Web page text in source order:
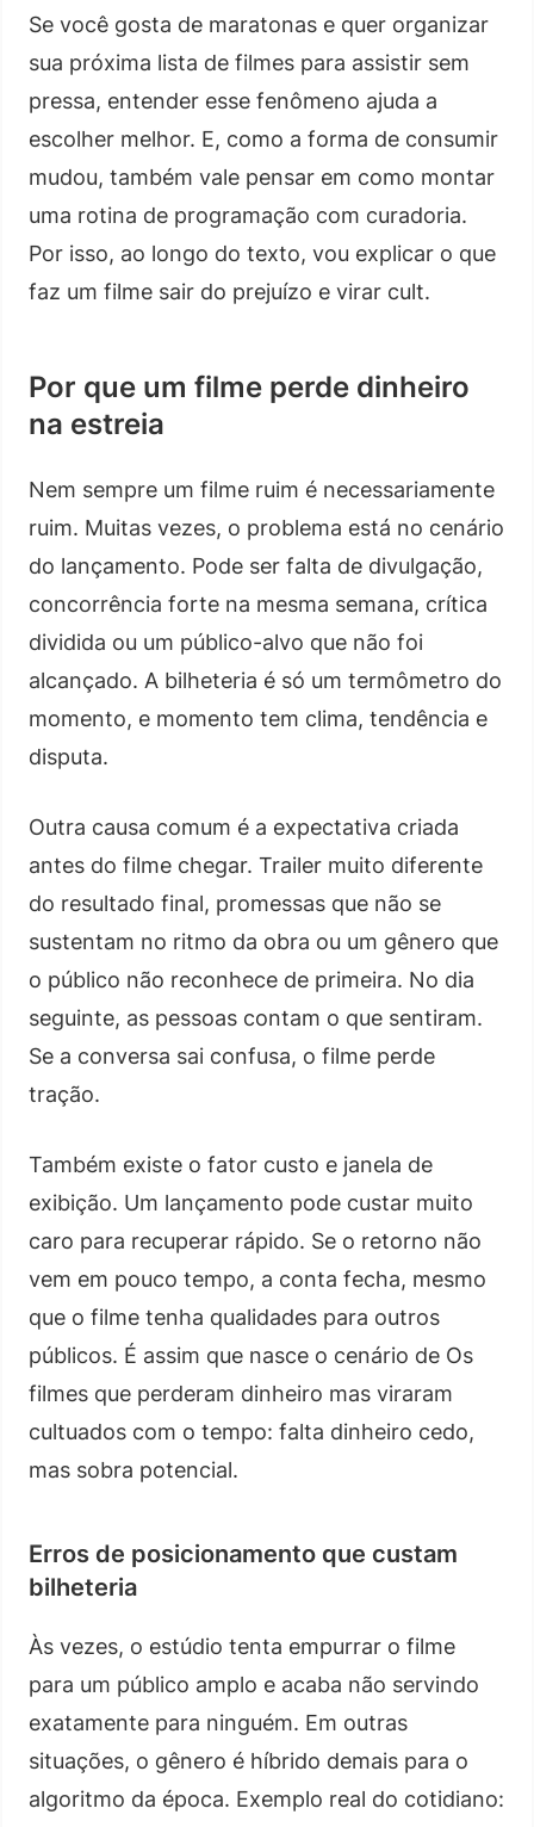
Se você gosta de maratonas e quer organizar
sua próxima lista de filmes para assistir sem
pressa, entender esse fenômeno ajuda a
escolher melhor. E, como a forma de consumir
mudou, também vale pensar em como montar
uma rotina de programação com curadoria.
Por isso, ao longo do texto, vou explicar o que
faz um filme sair do prejuízo e virar cult.
Por que um filme perde dinheiro
na estreia
Nem sempre um filme ruim é necessariamente
ruim. Muitas vezes, o problema está no cenário
do lançamento. Pode ser falta de divulgação,
concorrência forte na mesma semana, crítica
dividida ou um público-alvo que não foi
alcançado. A bilheteria é só um termômetro do
momento, e momento tem clima, tendência e
disputa.
Outra causa comum é a expectativa criada
antes do filme chegar. Trailer muito diferente
do resultado final, promessas que não se
sustentam no ritmo da obra ou um gênero que
o público não reconhece de primeira. No dia
seguinte, as pessoas contam o que sentiram.
Se a conversa sai confusa, o filme perde
tração.
Também existe o fator custo e janela de
exibição. Um lançamento pode custar muito
caro para recuperar rápido. Se o retorno não
vem em pouco tempo, a conta fecha, mesmo
que o filme tenha qualidades para outros
públicos. É assim que nasce o cenário de Os
filmes que perderam dinheiro mas viraram
cultuados com o tempo: falta dinheiro cedo,
mas sobra potencial.
Erros de posicionamento que custam
bilheteria
Às vezes, o estúdio tenta empurrar o filme
para um público amplo e acaba não servindo
exatamente para ninguém. Em outras
situações, o gênero é híbrido demais para o
algoritmo da época. Exemplo real do cotidiano: